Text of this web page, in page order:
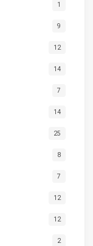
1
9
12
14
7
14
25
8
7
12
12
2